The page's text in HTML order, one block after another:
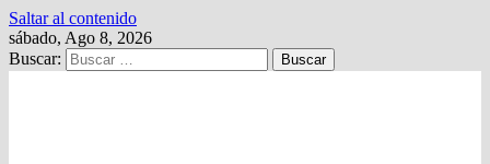
Saltar al contenido
sábado, Ago 8, 2026
Buscar: